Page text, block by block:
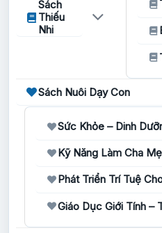
Sách
Thiếu
Nhi
Sách Nuôi Dạy Con
Sức Khỏe – Dinh
Kỹ Năng Làm Cha Mẹ
Phát Triển Trí Tuệ
Giáo Dục Giới Tính –